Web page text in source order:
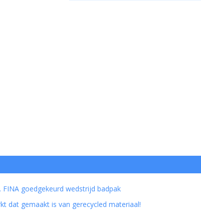
goedgekeurd wedstrijd badpak
dat gemaakt is van gerecycled materiaal!